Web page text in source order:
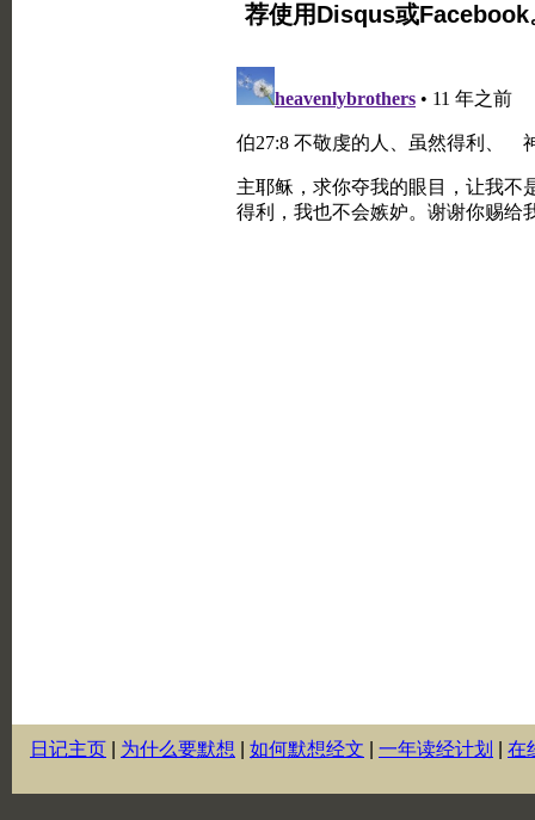
荐使用Disqus或
日记主页 为什么要默想 如何默想经文 一年读经计划 在